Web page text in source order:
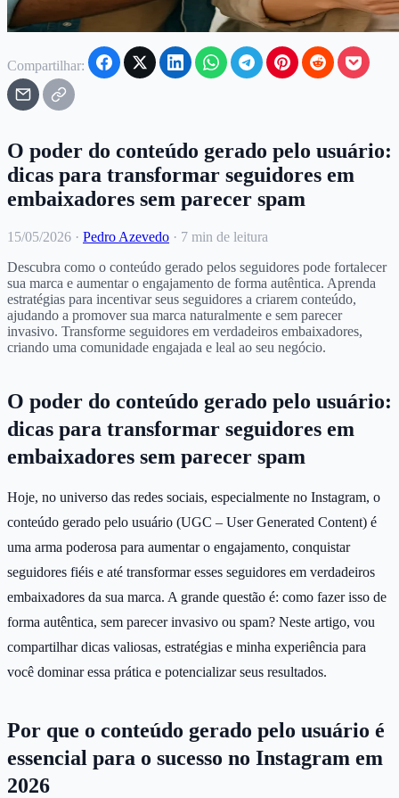
Compartilhar:
O poder do conteúdo gerado pelo usuário:
dicas para transformar seguidores em
embaixadores sem parecer spam
15/05/2026 · Pedro Azevedo · 7 min de leitura
Descubra como o conteúdo gerado pelos seguidores pode fortalecer
sua marca e aumentar o engajamento de forma autêntica. Aprenda
estratégias para incentivar seus seguidores a criarem conteúdo,
ajudando a promover sua marca naturalmente e sem parecer
invasivo. Transforme seguidores em verdadeiros embaixadores,
criando uma comunidade engajada e leal ao seu negócio.
O poder do conteúdo gerado pelo usuário:
dicas para transformar seguidores em
embaixadores sem parecer spam
Hoje, no universo das redes sociais, especialmente no Instagram, o
conteúdo gerado pelo usuário (UGC – User Generated Content) é
uma arma poderosa para aumentar o engajamento, conquistar
seguidores fiéis e até transformar esses seguidores em verdadeiros
embaixadores da sua marca. A grande questão é: como fazer isso de
forma autêntica, sem parecer invasivo ou spam? Neste artigo, vou
compartilhar dicas valiosas, estratégias e minha experiência para
você dominar essa prática e potencializar seus resultados.
Por que o conteúdo gerado pelo usuário é
essencial para o sucesso no Instagram em
2026